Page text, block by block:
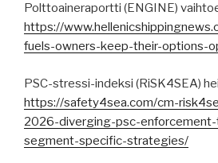
Polttoaineraportti (ENGINE)
https://
fuels-owners-keep-their-options-
PSC-stressi-indeksi (RiSK4SEA)
https://safety4sea.com/cm-
2026-diverging-psc-
segment-specific-strategies/